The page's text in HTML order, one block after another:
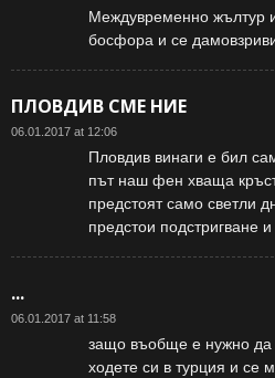
Междувременно жълтур
босфора и се
ПЛОВДИВ СМЕ НИЕ
06.01.2017 at 12:06
Пловдив винаги е бил
път наш фен хваща
предстоят само светли
предстои подстригване
...
06.01.2017 at 11:58
защо въобще е нужно
ходете си в турция и се